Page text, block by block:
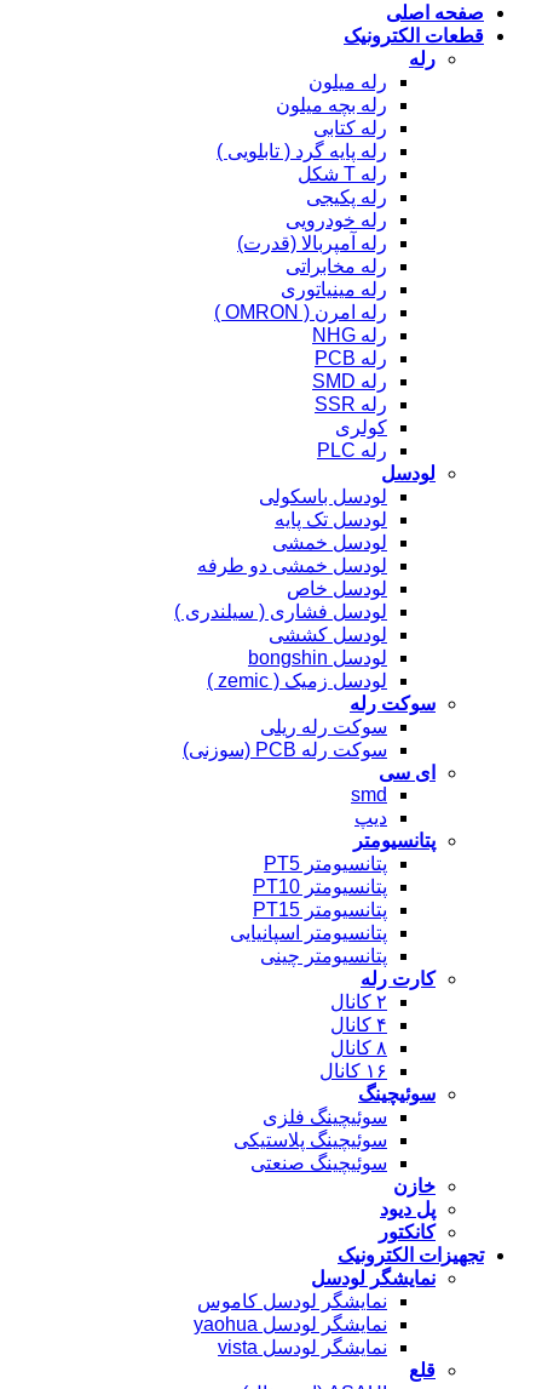
صفحه اصلی
قطعات الکترونیک
رله
رله میلون
رله بچه میلون
رله کتابی
رله پایه گرد ( تابلویی )
رله T شکل
رله پکیجی
رله خودرویی
رله آمپربالا (قدرت)
رله مخابراتی
رله مینیاتوری
رله امرن ( OMRON )
رله NHG
رله PCB
رله SMD
رله SSR
کولری
رله PLC
لودسل
لودسل باسکولی
لودسل تک پایه
لودسل خمشی
لودسل خمشی دو طرفه
لودسل خاص
لودسل فشاری ( سیلندری )
لودسل کششی
لودسل bongshin
لودسل زمیک ( zemic )
سوکت رله
سوکت رله ریلی
سوکت رله PCB (سوزنی)
ای سی
smd
دیپ
پتانسیومتر
پتانسیومتر PT5
پتانسیومتر PT10
پتانسیومتر PT15
پتانسیومتر اسپانیایی
پتانسیومتر چینی
کارت رله
۲ کانال
۴ کانال
۸ کانال
۱۶ کانال
سوئیچینگ
سوئیچینگ فلزی
سوئیچینگ پلاستیکی
سوئیچینگ صنعتی
خازن
پل دیود
کانکتور
تجهیزات الکترونیک
نمایشگر لودسل
نمایشگر لودسل کاموس
نمایشگر لودسل yaohua
نمایشگر لودسل vista
قلع